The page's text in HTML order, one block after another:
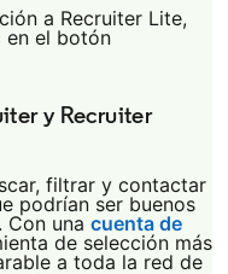
a Recruiter Lite,
el botón
y Recruiter
filtrar y contactar
podrían ser buenos
una cuenta de
de selección más
a toda la red de